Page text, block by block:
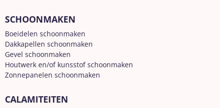
SCHOONMAKEN
Boeidelen schoonmaken
Dakkapellen schoonmaken
Gevel schoonmaken
Houtwerk en/of kunsstof schoonmaken
Zonnepanelen schoonmaken
CALAMITEITEN